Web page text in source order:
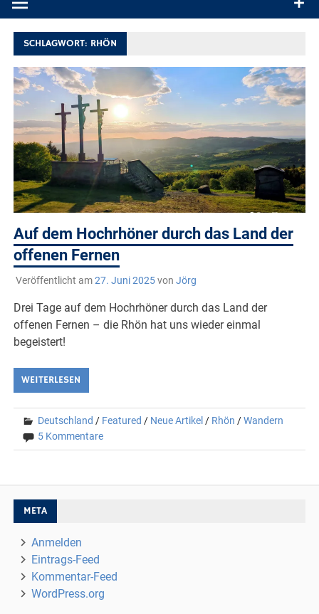
SCHLAGWORT: RHÖN
Auf dem Hochrhöner durch das Land der
offenen Fernen
Veröffentlicht am27. Juni 2025von Jörg
Drei Tage auf dem Hochrhöner durch das Land der
offenen Fernen – die Rhön hat uns wieder einmal
begeistert!
WEITERLESEN
Deutschland / Featured / Neue Artikel / Rhön /Wandern
5 Kommentare
META
Anmelden
Eintrags-Feed
Kommentar-Feed
WordPress.org